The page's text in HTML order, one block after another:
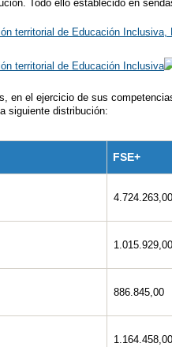
Todo ello establecido en
territorial de Educación Inclusiva,
territorial de Educación Inclusiva
en el ejercicio de sus
siguiente distribución:
FSE+
4.724.263,00
1.015.929,00
886.845,00
1.164.458,00